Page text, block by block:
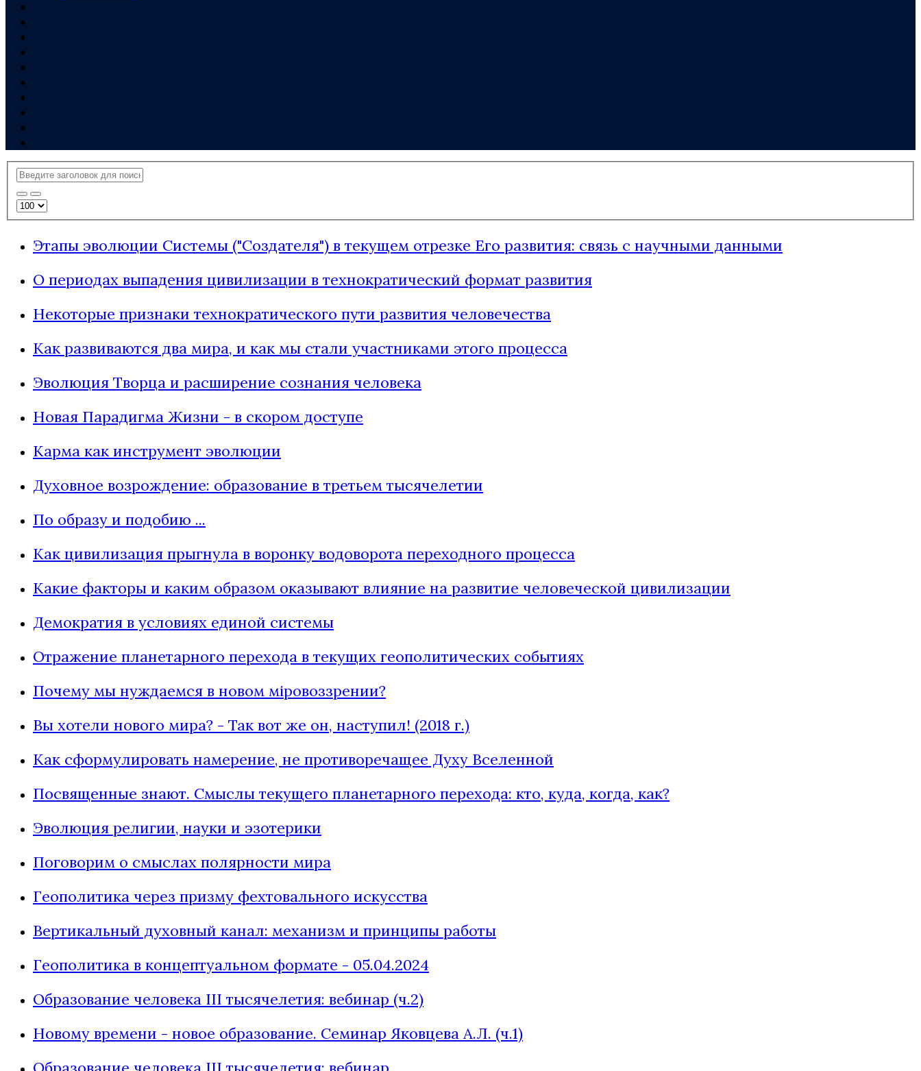
Этапы эволюции Системы ("Создателя") в текущем отрезке Его развития: связь с научными данными
О периодах выпадения цивилизации в технократический формат развития
Некоторые признаки технократического пути развития человечества
Как развиваются два мира, и как мы стали участниками этого процесса
Эволюция Творца и расширение сознания человека
Новая Парадигма Жизни - в скором доступе
Карма как инструмент эволюции
Духовное возрождение: образование в третьем тысячелетии
По образу и подобию ...
Как цивилизация прыгнула в воронку водоворота переходного процесса
Какие факторы и каким образом оказывают влияние на развитие человеческой цивилизации
Демократия в условиях единой системы
Отражение планетарного перехода в текущих геополитических событиях
Почему мы нуждаемся в новом мiровоззрении?
Вы хотели нового мира? - Так вот же он, наступил! (2018 г.)
Как сформулировать намерение, не противоречащее Духу Вселенной
Посвященные знают. Смыслы текущего планетарного перехода: кто, куда, когда, как?
Эволюция религии, науки и эзотерики
Поговорим о смыслах полярности мира
Геополитика через призму фехтовального искусства
Вертикальный духовный канал: механизм и принципы работы
Геополитика в концептуальном формате - 05.04.2024
Образование человека III тысячелетия: вебинар (ч.2)
Новому времени - новое образование. Семинар Яковцева А.Л. (ч.1)